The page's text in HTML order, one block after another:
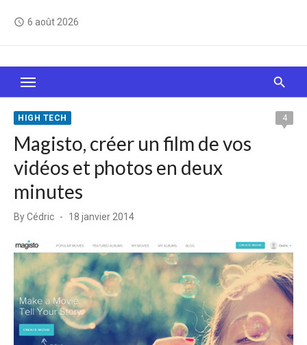
access_time 6 août 2026
Le Web, c'est comme une boîte de chocolats… On
sait jamais sur quoi on va tomber !
HIGH TECH 4
Magisto, créer un film de vos
vidéos et photos en deux
minutes
ByCédric
Posted
18 janvier 2014